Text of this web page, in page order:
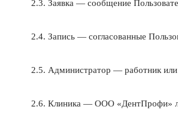
2.3. Заявка — сообщение
2.4. Запись — согласованные
2.5. Администратор — работник или
2.6. Клиника — ООО «ДентПрофи»